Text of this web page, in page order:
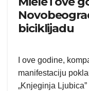
biciklijadu
I ove godine,
manifestaciju
„Knjeginja